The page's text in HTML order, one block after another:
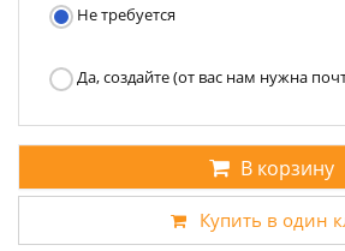
Не требуется
Да, создайте (от вас нам нужна
В корзину
Купить в один